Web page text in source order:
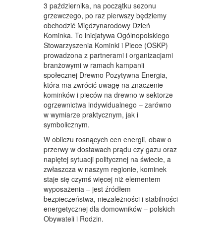
3 października, na początku sezonu
grzewczego, po raz pierwszy będziemy
obchodzić Międzynarodowy Dzień
Kominka. To inicjatywa Ogólnopolskiego
Stowarzyszenia Kominki i Piece (OSKP)
prowadzona z partnerami i organizacjami
branżowymi w ramach kampanii
społecznej Drewno Pozytywna Energia,
która ma zwrócić uwagę na znaczenie
kominków i pieców na drewno w sektorze
ogrzewnictwa indywidualnego – zarówno
w wymiarze praktycznym, jak i
symbolicznym.
W obliczu rosnących cen energii, obaw o
przerwy w dostawach prądu czy gazu oraz
napiętej sytuacji politycznej na świecie, a
zwłaszcza w naszym regionie, kominek
staje się czymś więcej niż elementem
wyposażenia – jest źródłem
bezpieczeństwa, niezależności i stabilności
energetycznej dla domowników – polskich
Obywateli i Rodzin.